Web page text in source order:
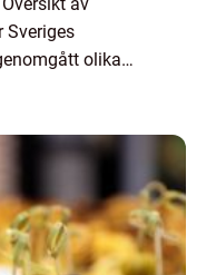
Sveriges
olika